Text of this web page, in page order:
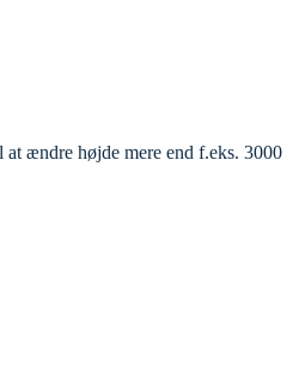
ændre højde mere end f.eks. 3000